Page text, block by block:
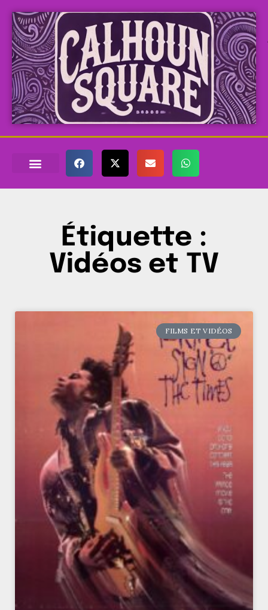
Étiquette :
Vidéos et TV
FILMS ET VIDÉOS